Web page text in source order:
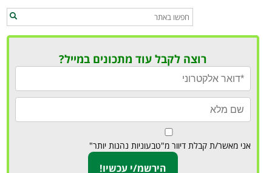
רוצה לקבל עוד מתכונים במייל?
אני מאשר/ת קבלת דיוור מ"טבעוניות נהנות יותר"